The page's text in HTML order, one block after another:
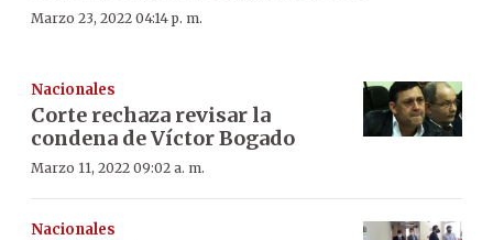
Marzo 23, 2022 04:14 p. m.
Nacionales
Corte rechaza revisar la
condena de Víctor Bogado
Marzo 11, 2022 09:02 a. m.
Nacionales